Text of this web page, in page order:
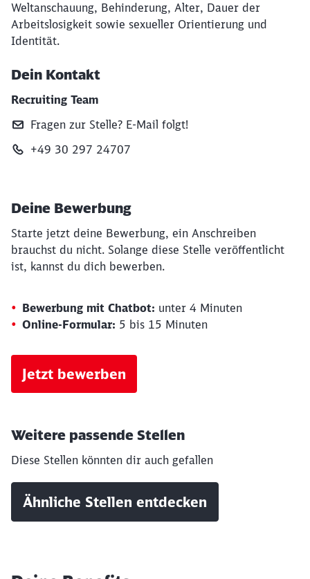
Weltanschauung, Behinderung, Alter, Dauer der
Arbeitslosigkeit sowie sexueller Orientierung und
Identität.
Dein Kontakt
Recruiting Team
Fragen zur Stelle? E‑Mail folgt!
+49 30 297 24707
Deine Bewerbung
Starte jetzt deine Bewerbung, ein Anschreiben
brauchst du nicht. Solange diese Stelle veröffentlicht
ist, kannst du dich bewerben.
Bewerbung mit Chatbot: unter 4 Minuten
Online-Formular: 5 bis 15 Minuten
Jetzt bewerben
Weitere passende Stellen
Diese Stellen könnten dir auch gefallen
Ähnliche Stellen entdecken